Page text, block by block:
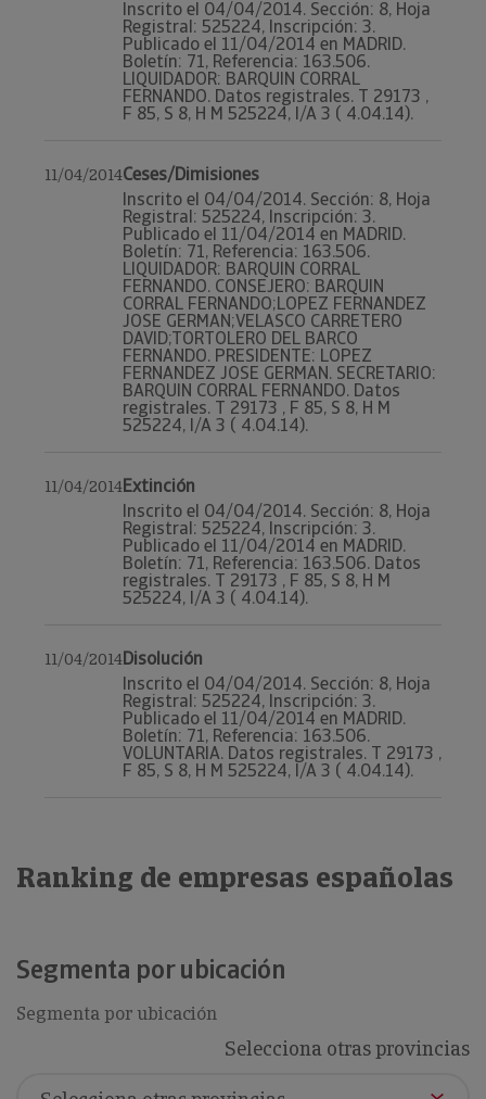
Inscrito el 04/04/2014. Sección: 8, Hoja
Registral: 525224, Inscripción: 3.
Publicado el 11/04/2014 en MADRID.
Boletín: 71, Referencia: 163.506.
LIQUIDADOR: BARQUIN CORRAL
FERNANDO. Datos registrales. T 29173 ,
F 85, S 8, H M 525224, I/A 3 ( 4.04.14).
11/04/2014Ceses/Dimisiones
Inscrito el 04/04/2014. Sección: 8, Hoja
Registral: 525224, Inscripción: 3.
Publicado el 11/04/2014 en MADRID.
Boletín: 71, Referencia: 163.506.
LIQUIDADOR: BARQUIN CORRAL
FERNANDO. CONSEJERO: BARQUIN
CORRAL FERNANDO;LOPEZ FERNANDEZ
JOSE GERMAN;VELASCO CARRETERO
DAVID;TORTOLERO DEL BARCO
FERNANDO. PRESIDENTE: LOPEZ
FERNANDEZ JOSE GERMAN. SECRETARIO:
BARQUIN CORRAL FERNANDO. Datos
registrales. T 29173 , F 85, S 8, H M
525224, I/A 3 ( 4.04.14).
11/04/2014Extinción
Inscrito el 04/04/2014. Sección: 8, Hoja
Registral: 525224, Inscripción: 3.
Publicado el 11/04/2014 en MADRID.
Boletín: 71, Referencia: 163.506. Datos
registrales. T 29173 , F 85, S 8, H M
525224, I/A 3 ( 4.04.14).
11/04/2014Disolución
Inscrito el 04/04/2014. Sección: 8, Hoja
Registral: 525224, Inscripción: 3.
Publicado el 11/04/2014 en MADRID.
Boletín: 71, Referencia: 163.506.
VOLUNTARIA. Datos registrales. T 29173 ,
F 85, S 8, H M 525224, I/A 3 ( 4.04.14).
Ranking de empresas españolas
Segmenta por ubicación
Segmenta por ubicación
Selecciona otras provincias